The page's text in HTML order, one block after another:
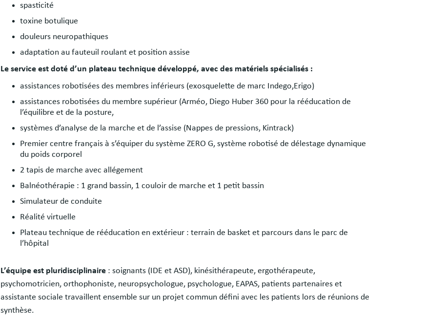
spasticité
toxine botulique
douleurs neuropathiques
adaptation au fauteuil roulant et position assise
Le service est doté d’un plateau technique développé, avec des matériels spécialisés :
assistances robotisées des membres inférieurs (exosquelette de marc Indego,Erigo)
assistances robotisées du membre supérieur (Arméo, Diego Huber 360 pour la rééducation de
l’équilibre et de la posture,
systèmes d’analyse de la marche et de l’assise (Nappes de pressions, Kintrack)
Premier centre français à s’équiper du système ZERO G, système robotisé de délestage dynamique
du poids corporel
2 tapis de marche avec allégement
Balnéothérapie : 1 grand bassin, 1 couloir de marche et 1 petit bassin
Simulateur de conduite
Réalité virtuelle
Plateau technique de rééducation en extérieur : terrain de basket et parcours dans le parc de
l’hôpital
L’équipe est pluridisciplinaire : soignants (IDE et ASD), kinésithérapeute, ergothérapeute,
psychomotricien, orthophoniste, neuropsychologue, psychologue, EAPAS, patients partenaires et
assistante sociale travaillent ensemble sur un projet commun défini avec les patients lors de réunions de
synthèse.